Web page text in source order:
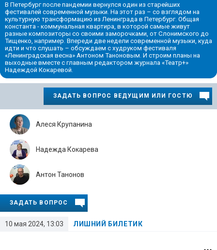
В Петербург после пандемии вернулся один из старейших
фестивалей современной музыки. На этот раз – со взглядом на
культурную трансформацию из Ленинграда в Петербург. Общая
константа - коммунальная квартира, в которой самые живут
разные композиторы со своими заморочками, от Слонимского до
Тищенко, например. Впереди две недели современной музыки, куда
идти и что слушать – обсуждаем с худруком фестиваля
«Ленинградская весна» Антоном Таноновым. И строим планы на
выходные вместе с главным редактором журнала «Театр+»
Надеждой Кокаревой.
ЗАДАТЬ ВОПРОС ВЕДУЩИМ ИЛИ ГОСТЮ
10 мая 2024, 13:03 ЛИШНИЙ БИЛЕТИК
Алеся Крупанина
Надежда Кокарева
Антон Танонов
ЗАДАТЬ ВОПРОС